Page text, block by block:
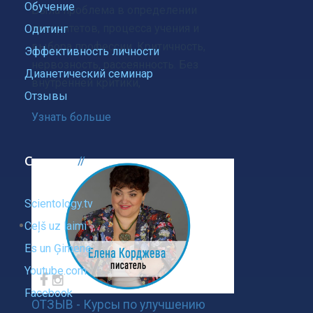
Была проблема в определении
приоритетов, процесса учения и
выбора профессии. Критичность,
внутренней критики,
Узнать больше
ОТЗЫВ - Курсы по улучшению
Обучение
Одитинг
Эффективность личности
Дианетический семинар
Отзывы
Ссылки
Scientology.tv
Ceļš uz laimi
Es un Ģimene
Youtube.com
Facebook